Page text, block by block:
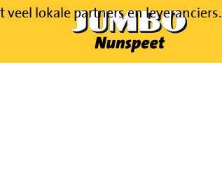
lokale partners en leveranciers.